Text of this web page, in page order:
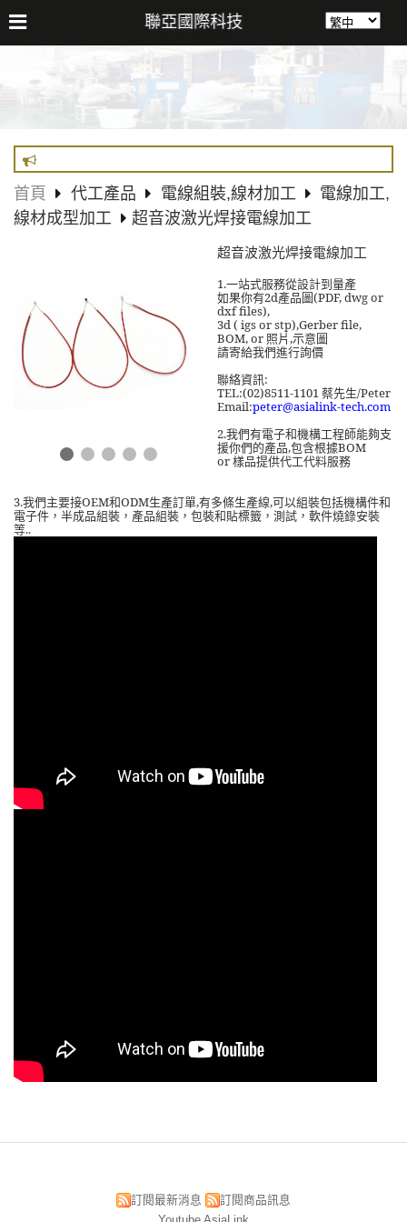
聯亞國際科技
首頁 代工產品 電線組裝,線材加工
電線加工,
線材成型加工
超音波激光焊接電線加工
超音波激光焊接電線加工
1.一站式服務從設計到量產
如果你有2d產品圖(PDF, dwg or
dxf files),
3d ( igs or stp),Gerber file,
BOM, or 照片,示意圖
請寄給我們進行詢價
聯絡資訊 :
TEL:(02)8511-1101 蔡先生/Peter
Email:peter@asialink-tech.com
2.我們有電子和機構工程師能夠支
援你們的產品,包含根據BOM
or樣品提供代工代料服務
3.我們主要接OEM和ODM生產訂單,有多條生產線,可以組裝包括機構件和
電子件，半成品組裝，產品組裝，包裝和貼標籤，測試，軟件燒錄安裝
等..
訂閱最新消息
訂閱商品訊息